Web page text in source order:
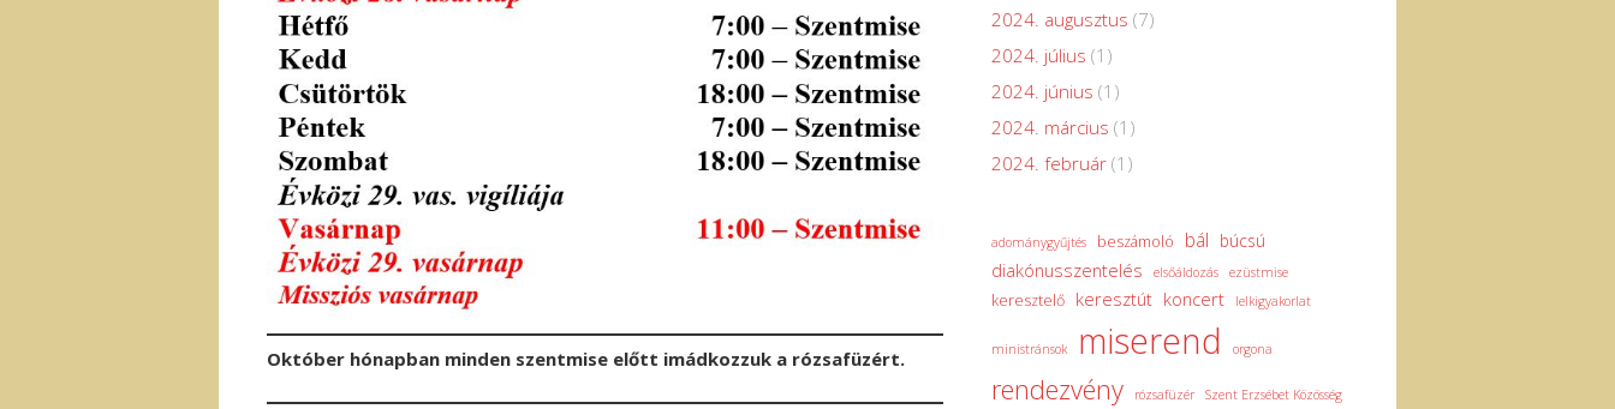
Október hónapban minden szentmise előtt imádkozzuk a rózsafüzért.
2024. augusztus (7)
2024. július (1)
2024. június (1)
2024. március (1)
2024. február (1)
adománygyűjtés beszámoló bál búcsú
diakónusszentelés elsőáldozás ezüstmise
keresztelő keresztút koncert lelkigyakorlat
ministránsok miserend orgona
rendezvény rózsafüzér Szent Erzsébet Közösség